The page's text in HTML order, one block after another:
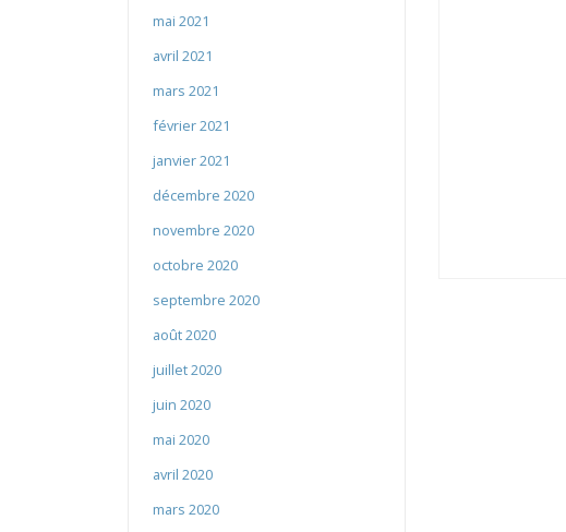
mai 2021
avril 2021
mars 2021
février 2021
janvier 2021
décembre 2020
novembre 2020
octobre 2020
septembre 2020
août 2020
juillet 2020
juin 2020
mai 2020
avril 2020
mars 2020